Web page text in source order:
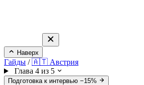
Наверх
Гайды / 🇦🇹 Австрия
Глава 4 из 5
Подготовка к интервью −15%